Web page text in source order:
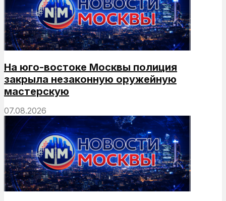
На юго-востоке Москвы полиция
закрыла незаконную оружейную
мастерскую
07.08.2026